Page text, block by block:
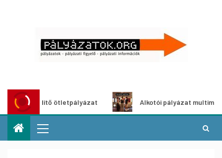
ötletpályázat Alkotói pályázat multimédia-